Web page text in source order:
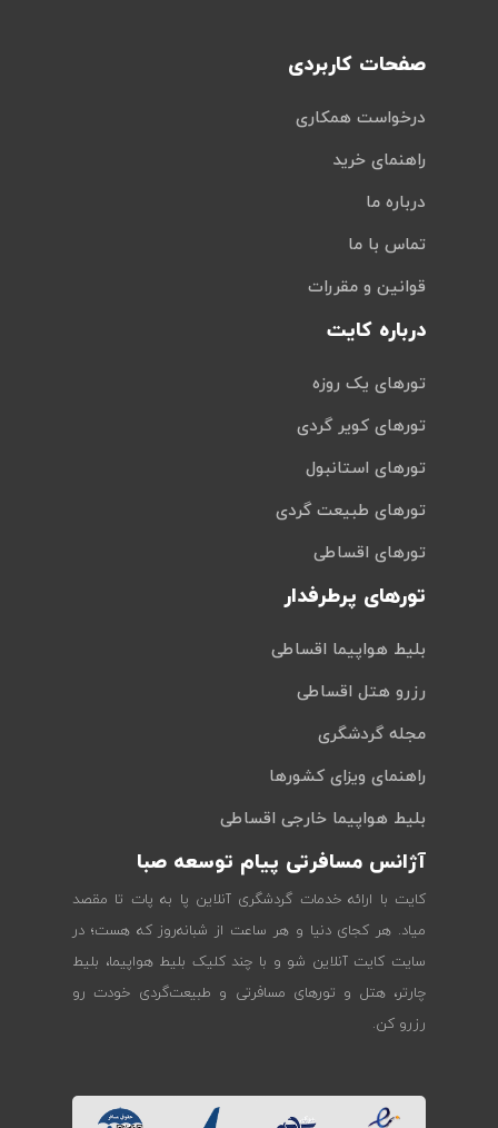
صفحات کاربردی
درخواست همکاری
راهنمای خرید
درباره ما
تماس با ما
قوانین و مقررات
درباره کایت
تورهای یک روزه
تورهای کویر گردی
تورهای استانبول
تورهای طبیعت گردی
تورهای اقساطی
تورهای پرطرفدار
بلیط هواپیما اقساطی
رزرو هتل اقساطی
مجله گردشگری
راهنمای ویزای کشورها
بلیط هواپیما خارجی اقساطی
آژانس مسافرتی پیام توسعه صبا
کایت با ارائه خدمات گردشگری آنلاین پا به پات تا مقصد
میاد. هر کجای دنیا و هر ساعت از شبانه‌روز که هست؛ در
سایت کایت آنلاین شو و با چند کلیک بلیط هواپیما، بلیط
چارتر، هتل و تورهای مسافرتی و طبیعت‌گردی خودت رو
رزرو کن.